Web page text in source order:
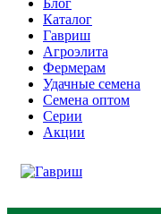
Блог
Каталог
Гавриш
Агроэлита
Фермерам
Удачные семена
Семена оптом
Серии
Акции